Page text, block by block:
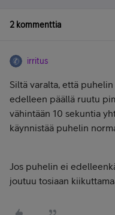
2 kommenttia
irritus
Siltä varalta, että
edelleen päällä ruutu
vähintään 10 sekuntia
käynnistää puhelin
Jos puhelin ei
joutuu tosiaan